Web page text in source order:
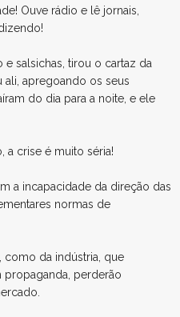
Ouve rádio e lê jornais,
salsichas, tirou o cartaz da
ali, apregoando os seus
do dia para a noite, e ele
a crise é muito séria!
a incapacidade da direção das
normas de
como da indústria, que
perderão